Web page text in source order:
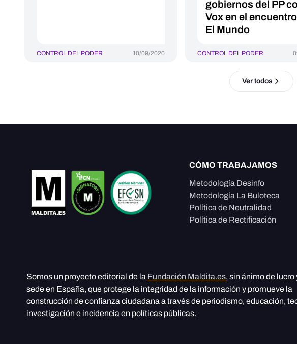
CONTROL DEL PODER 10/09/2020
gobiernos del PP
Vox en el
El Mundo
CONTROL DEL PODER
Ver todos
CÓMO TRABAJAMOS
Metodología Desinfo
Metodología La Buloteca
Política de Neutralidad
Política de Rectificación
Somos un proyecto editorial de la Fundación Maldita.es, sin ánimo de lucro
sede en España, que protege la integridad de la información y promueve la
construcción de confianza ciudadana a través de periodismo, educación,
investigación e incidencia en políticas públicas.